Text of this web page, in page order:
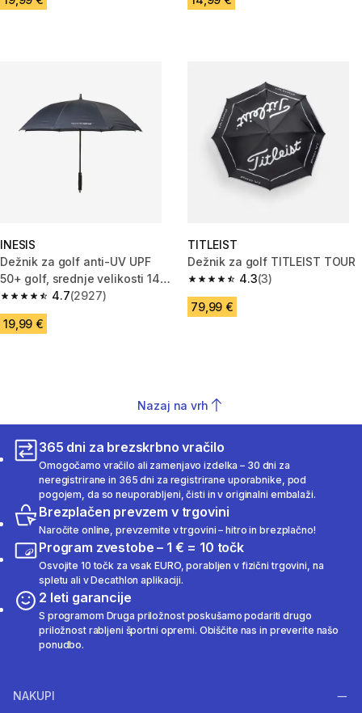
INESIS
Dežnik za golf anti-UV UPF
50+ golf, srednje velikosti 140
cm, Profilter
4.7
4.7 od 5 zvezdic from 2927 ocene
(2927)
19,99 €
TITLEIST
Dežnik za golf TITLEIST TOUR
4.3
4.3 od 5 zvezdic from 3 ocene
(3)
79,99 €
Nazaj na vrh
365 dni za brezskrbno vračilo
Omogočamo vračilo ali zamenjavo izdelka – 30 dni za
neregistrirane in 365 dni za registrirane uporabnike, pod
pogojem, da so neuporabljeni, čisti in v originalni embalaži.
Brezplačen prevzem v trgovini
Naročite online, prevzemite v trgovini – hitro in brezplačno!
Program zvestobe – 1 € = 10 točk
Osvojite 10 točk za vsak EURO, porabljen v fizični trgovini, na
spletu ali v Decathlon aplikaciji.
2 leti garancije
S programom Druga priložnost poskušamo podariti drugo
priložnost rabljeni športni opremi. Obiščite nas in preverite našo
ponudbo.
NAKUPI